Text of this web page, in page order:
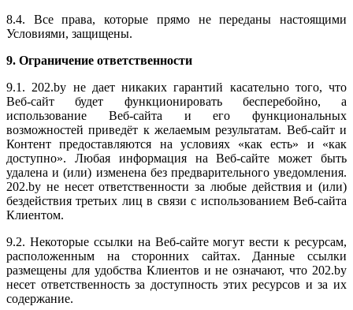
8.4. Все права, которые прямо не переданы настоящими
Условиями, защищены.
9. Ограничение ответственности
9.1. 202.by не дает никаких гарантий касательно того, что
Веб-сайт будет функционировать бесперебойно, а
использование Веб-сайта и его функциональных
возможностей приведёт к желаемым результатам. Веб-сайт и
Контент предоставляются на условиях «как есть» и «как
доступно». Любая информация на Веб-сайте может быть
удалена и (или) изменена без предварительного уведомления.
202.by не несет ответственности за любые действия и (или)
бездействия третьих лиц в связи с использованием Веб-сайта
Клиентом.
9.2. Некоторые ссылки на Веб-сайте могут вести к ресурсам,
расположенным на сторонних сайтах. Данные ссылки
размещены для удобства Клиентов и не означают, что 202.by
несет ответственность за доступность этих ресурсов и за их
содержание.